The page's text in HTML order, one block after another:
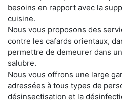
besoins en rapport avec la
cuisine.
Nous vous proposons des
contre les cafards orientaux,
permettre de demeurer dans
salubre.
Nous vous offrons une large
adressées à tous types de
désinsectisation et la